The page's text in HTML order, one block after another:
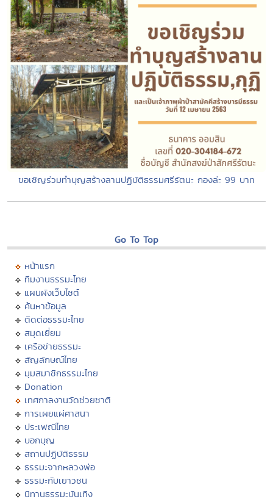
ขอเชิญร่วมทำบุญสร้างลานปฏิบัติธรรมศรีรัตนะ กองล่ะ 99 บาท
Go To Top
หน้าแรก
ทีมงานธรรมะไทย
แผนผังเว็บไซต์
ค้นหาข้อมูล
ติดต่อธรรมะไทย
สมุดเยี่ยม
เครือข่ายธรรมะ
สัญลักษณ์ไทย
มุมสมาชิกธรรมะไทย
Donation
เทศกาลงานวัดช่วยชาติ
การเผยแผ่ศาสนา
ประเพณีไทย
บอกบุญ
สถานปฏิบัติธรรม
ธรรมะจากหลวงพ่อ
ธรรมะกับเยาวชน
นิทานธรรมะบันเทิง